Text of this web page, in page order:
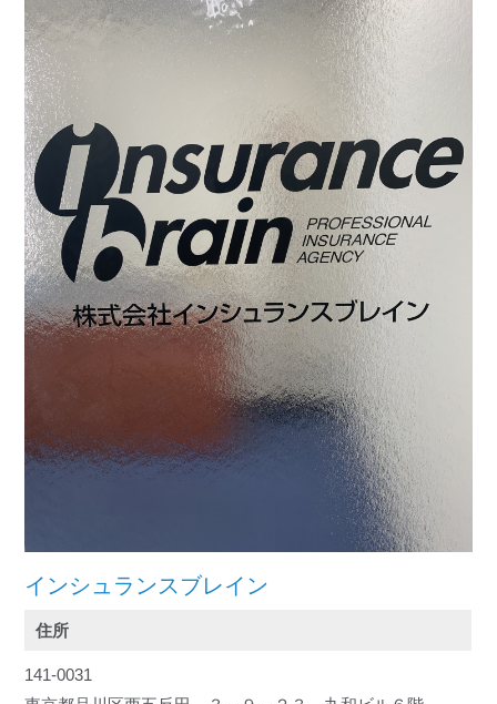
インシュランスブレイン
住所
141-0031